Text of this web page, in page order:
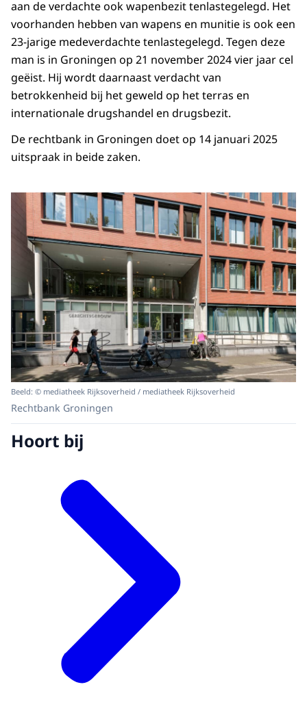
aan de verdachte ook wapenbezit tenlastegelegd. Het
voorhanden hebben van wapens en munitie is ook een
23-jarige medeverdachte tenlastegelegd. Tegen deze
man is in Groningen op 21 november 2024 vier jaar cel
geëist. Hij wordt daarnaast verdacht van
betrokkenheid bij het geweld op het terras en
internationale drugshandel en drugsbezit.
De rechtbank in Groningen doet op 14 januari 2025
uitspraak in beide zaken.
Beeld: © mediatheek Rijksoverheid / mediatheek Rijksoverheid
Rechtbank Groningen
Hoort bij